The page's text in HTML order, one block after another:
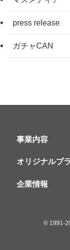
press release
ガチャCAN
事業内容
オリジナルブ
企業情報
©1991-